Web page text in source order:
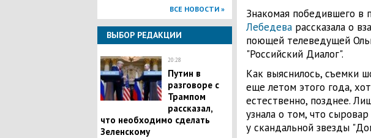
ВСЕ НОВОСТИ »
ВЫБОР РЕДАКЦИИ
20:28
Путин в
разговоре с
Трампом
рассказал,
что необходимо сделать
Зеленскому
Знакомая победившего в
Лебедеварассказала о
поющей телеведущей
"Российский Диалог".
Как выяснилось, съемки
еще летом этого года,
естественно, позднее.
узнала о том, что
у скандальной звезды